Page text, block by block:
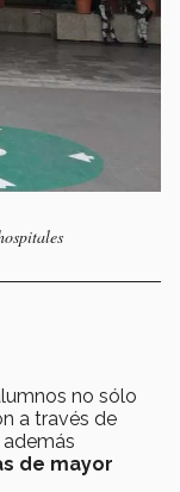
no sólo
a través de
de mayor